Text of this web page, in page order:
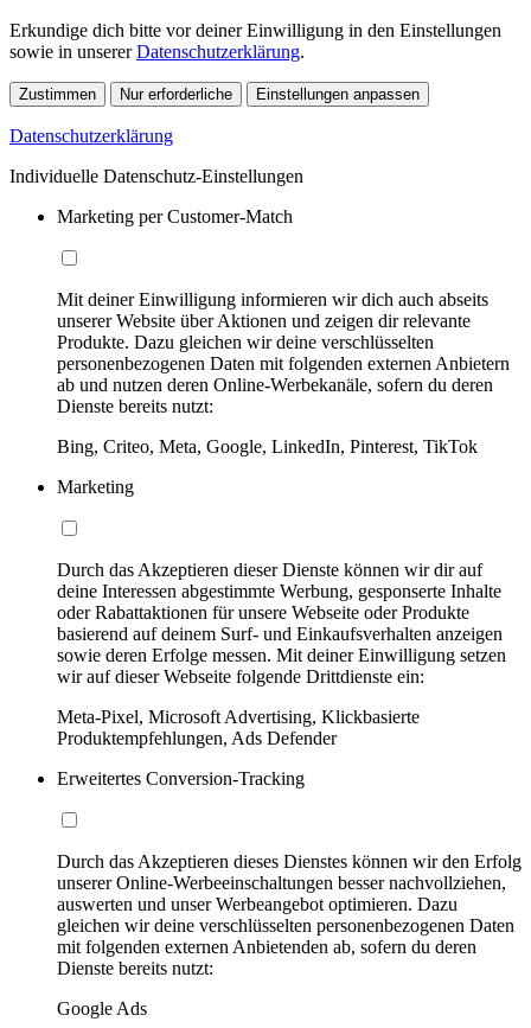
Erkundige dich bitte vor deiner Einwilligung in den Einstellungen
sowie in unsererDatenschutzerklärung.
Zustimmen Nur erforderliche Einstellungen anpassen
Datenschutzerklärung
Individuelle Datenschutz-Einstellungen
Marketing per Customer-Match
Mit deiner Einwilligung informieren wir dich auch abseits
unserer Website über Aktionen und zeigen dir relevante
Produkte. Dazu gleichen wir deine verschlüsselten
personenbezogenen Daten mit folgenden externen Anbietern
ab und nutzen deren Online-Werbekanäle, sofern du deren
Dienste bereits nutzt:
Bing, Criteo, Meta, Google, LinkedIn, Pinterest, TikTok
Marketing
Durch das Akzeptieren dieser Dienste können wir dir auf
deine Interessen abgestimmte Werbung, gesponserte Inhalte
oder Rabattaktionen für unsere Webseite oder Produkte
basierend auf deinem Surf- und Einkaufsverhalten anzeigen
sowie deren Erfolge messen. Mit deiner Einwilligung setzen
wir auf dieser Webseite folgende Drittdienste ein:
Meta-Pixel, Microsoft Advertising, Klickbasierte
Produktempfehlungen, Ads Defender
Erweitertes Conversion-Tracking
Durch das Akzeptieren dieses Dienstes können wir den Erfolg
unserer Online-Werbeeinschaltungen besser nachvollziehen,
auswerten und unser Werbeangebot optimieren. Dazu
gleichen wir deine verschlüsselten personenbezogenen Daten
mit folgenden externen Anbietenden ab, sofern du deren
Dienste bereits nutzt:
Google Ads